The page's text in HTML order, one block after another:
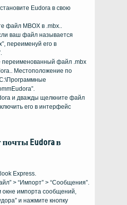
Eudora в свою
файл MBOX в .mbx..
ваш файл называется
переименуй его в
переименованный файл .mbx
Местоположение по
и дважды щелкните файл
его в интерфейс
Eudora в
Express.
> “Импорт” > “Сообщения”.
окне импорта сообщений,
и нажмите кнопку